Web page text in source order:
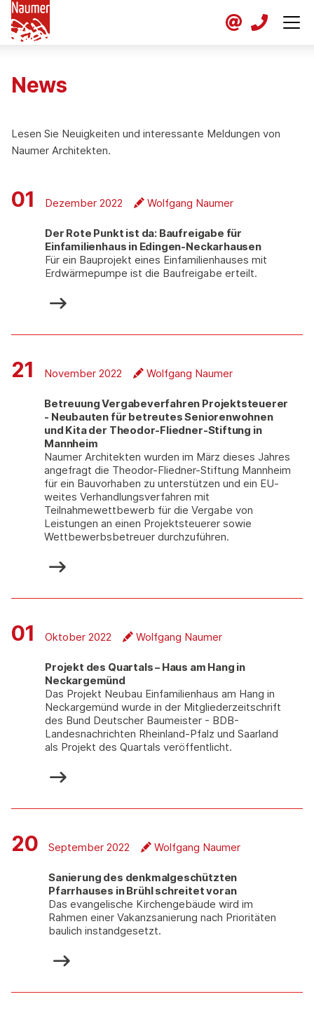
News
Lesen Sie Neuigkeiten und interessante Meldungen von
Naumer Architekten.
Der Rote Punkt ist da: Baufreigabe für
Einfamilienhaus in Edingen-Neckarhausen
Für ein Bauprojekt eines Einfamilienhauses mit
Erdwärmepumpe ist die Baufreigabe erteilt.
01 Dezember 2022 Wolfgang Naumer
Betreuung Vergabeverfahren Projektsteuerer
- Neubauten für betreutes Seniorenwohnen
und Kita der Theodor-Fliedner-Stiftung in
Mannheim
Naumer Architekten wurden im März dieses Jahres
angefragt die Theodor-Fliedner-Stiftung Mannheim
für ein Bauvorhaben zu unterstützen und ein EU-
weites Verhandlungsverfahren mit
Teilnahmewettbewerb für die Vergabe von
Leistungen an einen Projektsteuerer sowie
Wettbewerbsbetreuer durchzuführen.
21 November 2022 Wolfgang Naumer
Projekt des Quartals – Haus am Hang in
Neckargemünd
Das Projekt Neubau Einfamilienhaus am Hang in
Neckargemünd wurde in der Mitgliederzeitschrift
des Bund Deutscher Baumeister - BDB-
Landesnachrichten Rheinland-Pfalz und Saarland
als Projekt des Quartals veröffentlicht.
01 Oktober 2022 Wolfgang Naumer
Sanierung des denkmalgeschützten
Pfarrhauses in Brühl schreitet voran
Das evangelische Kirchengebäude wird im
Rahmen einer Vakanzsanierung nach Prioritäten
baulich instandgesetzt.
20 September 2022 Wolfgang Naumer